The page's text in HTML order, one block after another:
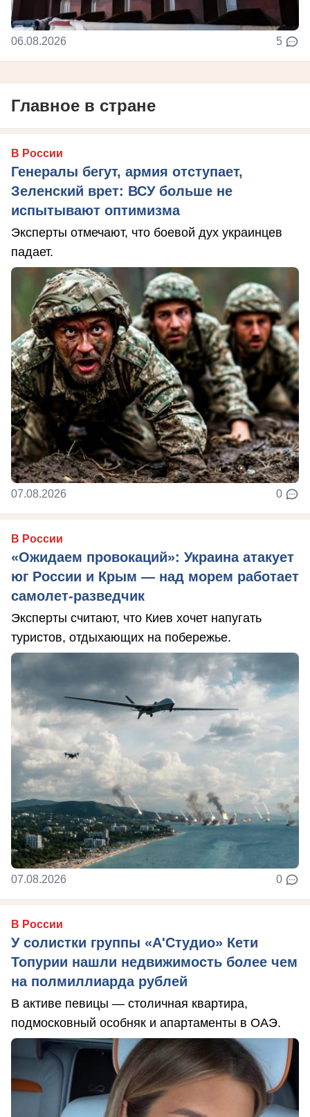
06.08.2026 5
Главное в стране
В России
Генералы бегут, армия отступает,
Зеленский врет: ВСУ больше не
испытывают оптимизма
Эксперты отмечают, что боевой дух украинцев
падает.
07.08.2026 0
В России
«Ожидаем провокаций»: Украина атакует
юг России и Крым — над морем работает
самолет-разведчик
Эксперты считают, что Киев хочет напугать
туристов, отдыхающих на побережье.
07.08.2026 0
В России
У солистки группы «А'Студио» Кети
Топурии нашли недвижимость более чем
на полмиллиарда рублей
В активе певицы — столичная квартира,
подмосковный особняк и апартаменты в ОАЭ.